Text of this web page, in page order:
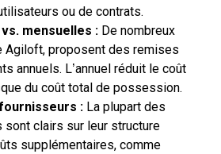
ou de contrats.
mensuelles : De nombreux
Agiloft, proposent des remises
annuels. L’annuel réduit le coût
du coût total de possession.
: La plupart des
sont clairs sur leur structure
supplémentaires, comme